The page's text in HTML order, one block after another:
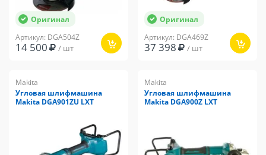
Оригинал
Артикул: DGA504Z
14 500 / шт
Оригинал
Артикул: DGA469Z
37 398 / шт
Makita
Угловая шлифмашина
Makita DGA901ZU LXT
Makita
Угловая шлифмашина
Makita DGA900Z LXT